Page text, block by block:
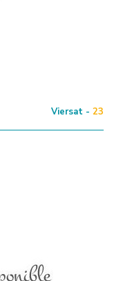
Viersat - 23